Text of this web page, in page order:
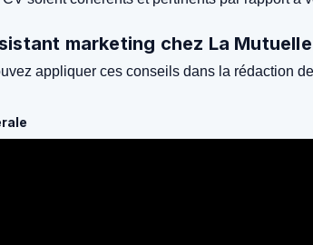
marketing chez La
appliquer ces conseils dans la rédaction